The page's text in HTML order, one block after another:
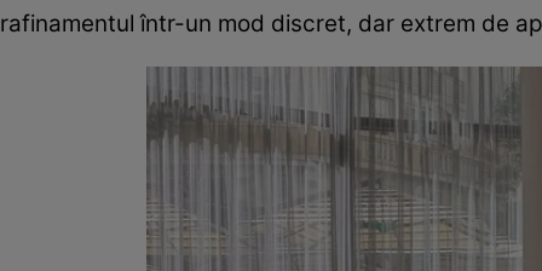
rafinamentul într-un mod discret, dar extrem de